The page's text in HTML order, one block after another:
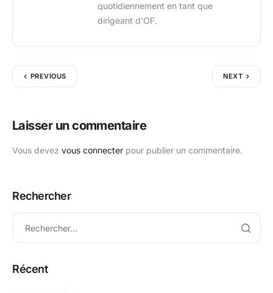
quotidiennement en tant que
dirigeant d'OF.
PREVIOUS NEXT
Laisser un commentaire
Vous devez vous connecter pour publier un commentaire.
Rechercher
Récent